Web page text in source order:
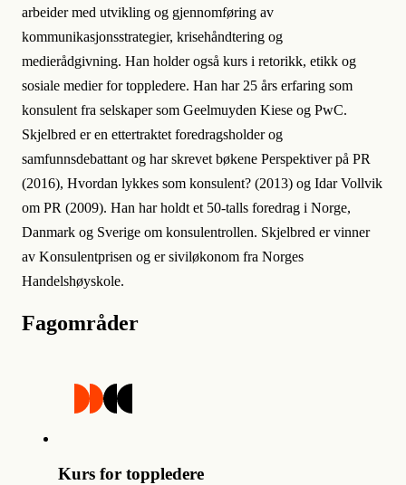
arbeider med utvikling og gjennomføring av
kommunikasjonsstrategier, krisehåndtering og
medierådgivning. Han holder også kurs i retorikk, etikk og
sosiale medier for toppledere. Han har 25 års erfaring som
konsulent fra selskaper som Geelmuyden Kiese og PwC.
Skjelbred er en ettertraktet foredragsholder og
samfunnsdebattant og har skrevet bøkene Perspektiver på PR
(2016), Hvordan lykkes som konsulent? (2013) og Idar Vollvik
om PR (2009). Han har holdt et 50-talls foredrag i Norge,
Danmark og Sverige om konsulentrollen. Skjelbred er vinner
av Konsulentprisen og er siviløkonom fra Norges
Handelshøyskole.
Fagområder
Kurs for toppledere